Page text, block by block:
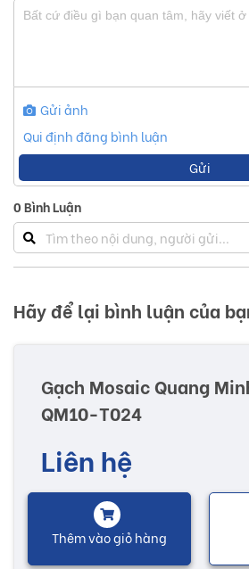
Màu sắc đa dạng, nhiều mẫu mã sẽ tạo
những mảng tranh nghệ thuật đầy màu
Gửi ảnh
Qui định đăng bình luận
Gửi
0Bình Luận
Hãy để lại bình luận của
Gạch Mosaic Quang
QM10-T024
Liên hệ
Thêm vào giỏ hàng